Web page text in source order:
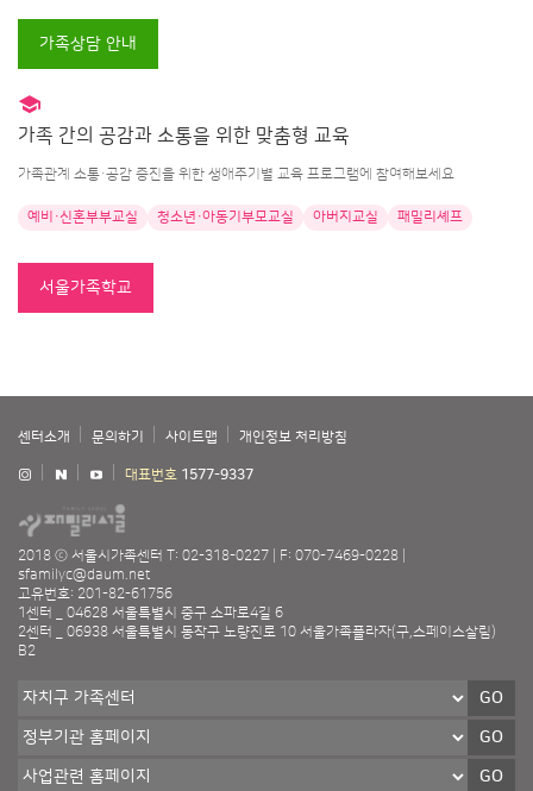
가족상담 안내
가족 간의 공감과 소통을 위한 맞춤형 교육
가족관계 소통·공감 증진을 위한 생애주기별 교육 프로그램에 참여해보세요
예비・신혼부부교실 청소년・아동기부모교실 아버지교실 패밀리셰프
서울가족학교
센터소개 문의하기 사이트맵 개인정보 처리방침
대표번호 1577-9337
2018 ⓒ 서울시가족센터 T: 02-318-0227
F: 070-7469-0228
sfamilyc@daum.net
고유번호: 201-82-61756
1센터 _ 04628 서울특별시 중구 소파로4길 6
2센터 _ 06938 서울특별시 동작구 노량진로 10 서울가족플라자(구,스페이스살림)
B2
GO
GO
GO